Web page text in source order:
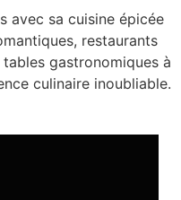
avec sa cuisine épicée
restaurants
gastronomiques à
culinaire inoubliable.